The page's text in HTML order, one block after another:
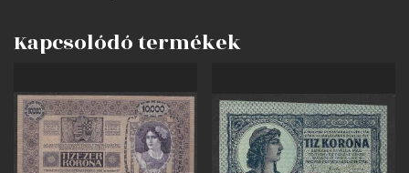
Kapcsolódó termékek